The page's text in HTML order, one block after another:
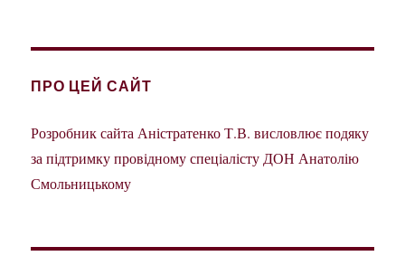
ПРО ЦЕЙ САЙТ
Розробник сайта Аністратенко Т.В. висловлює подяку
за підтримку провідному спеціалісту ДОН Анатолію
Смольницькому